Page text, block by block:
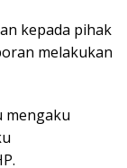
kepada pihak
melakukan
mengaku